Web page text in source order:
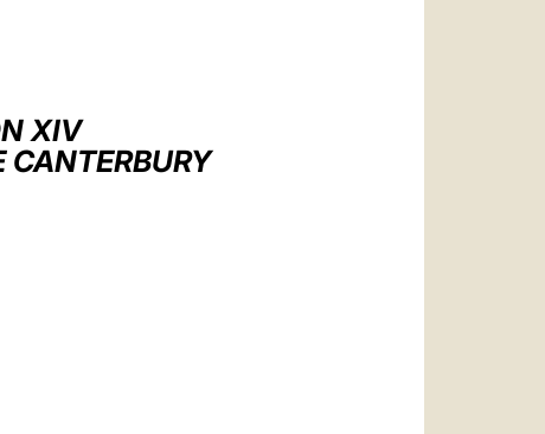
XIV
CANTERBURY